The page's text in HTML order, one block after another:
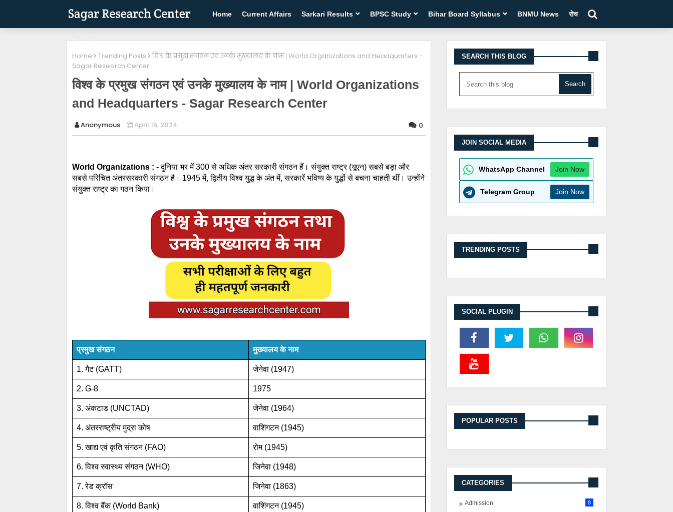
Home Current Affairs Sarkari Results BPSC Study Bihar Board Syllabus BNMU News रोचक तथ्य
Results
Home Trending Posts
विश्व के प्रमुख संगठन एवं उनके मुख्यालय के नाम | World Organizations and Headquarters -
Sagar Research Center
विश्व के प्रमुख संगठन एवं उनके मुख्यालय के नाम | World Organizations
and Headquarters - Sagar Research Center
Anonymous April 15, 2024 0
World Organizations : -दुनिया भर में 300 से अधिक अंतर सरकारी संगठन हैं। संयुक्त राष्ट्र (यूएन) सबसे बड़ा और
सबसे परिचित अंतरसरकारी संगठन है। 1945 में, द्वितीय विश्व युद्ध के अंत में, सरकारें भविष्य के युद्धों से बचना चाहती थीं। उन्होंने
संयुक्त राष्ट्र का गठन किया।
प्रमुख संगठन मुख्यालय के नाम
1. गैट (GATT) जेनेवा (1947)
2. G-8 1975
3. अंकटाड (UNCTAD) जेनेवा (1964)
4. अंतरराष्ट्रीय मुद्रा कोष वाशिंगटन (1945)
5. खाद्य एवं कृति संगठन (FAO) रोम (1945)
6. विश्व स्वास्थ्य संगठन (WHO) जिनेवा (1948)
7. रेड क्रॉस जिनेवा (1863)
8. विश्व बैंक (World Bank) वाशिंगटन (1945)
SEARCH THIS BLOG
JOIN SOCIAL MEDIA
WhatsApp Channel Join Now
Telegram Group Join Now
TRENDING POSTS
SOCIAL PLUGIN
POPULAR POSTS
CATEGORIES
Admission 8